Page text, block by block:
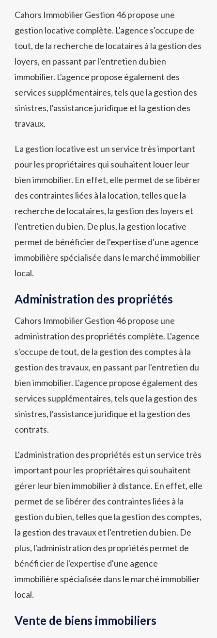
Cahors Immobilier Gestion 46 propose une
gestion locative complète. L'agence s'occupe de
tout, de la recherche de locataires à la gestion des
loyers, en passant par l'entretien du bien
immobilier. L'agence propose également des
services supplémentaires, tels que la gestion des
sinistres, l'assistance juridique et la gestion des
travaux.
La gestion locative est un service très important
pour les propriétaires qui souhaitent louer leur
bien immobilier. En effet, elle permet de se libérer
des contraintes liées à la location, telles que la
recherche de locataires, la gestion des loyers et
l'entretien du bien. De plus, la gestion locative
permet de bénéficier de l'expertise d'une agence
immobilière spécialisée dans le marché immobilier
local.
Administration des propriétés
Cahors Immobilier Gestion 46 propose une
administration des propriétés complète. L'agence
s'occupe de tout, de la gestion des comptes à la
gestion des travaux, en passant par l'entretien du
bien immobilier. L'agence propose également des
services supplémentaires, tels que la gestion des
sinistres, l'assistance juridique et la gestion des
contrats.
L'administration des propriétés est un service très
important pour les propriétaires qui souhaitent
gérer leur bien immobilier à distance. En effet, elle
permet de se libérer des contraintes liées à la
gestion du bien, telles que la gestion des comptes,
la gestion des travaux et l'entretien du bien. De
plus, l'administration des propriétés permet de
bénéficier de l'expertise d'une agence
immobilière spécialisée dans le marché immobilier
local.
Vente de biens immobiliers